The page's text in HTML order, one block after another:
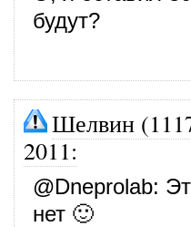
будут?
Шелвин
2011:
@Dneprolab:
нет 🙂